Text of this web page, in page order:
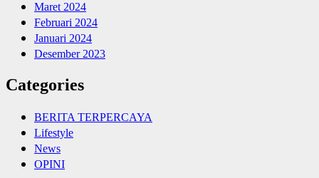
Maret 2024
Februari 2024
Januari 2024
Desember 2023
Categories
BERITA TERPERCAYA
Lifestyle
News
OPINI